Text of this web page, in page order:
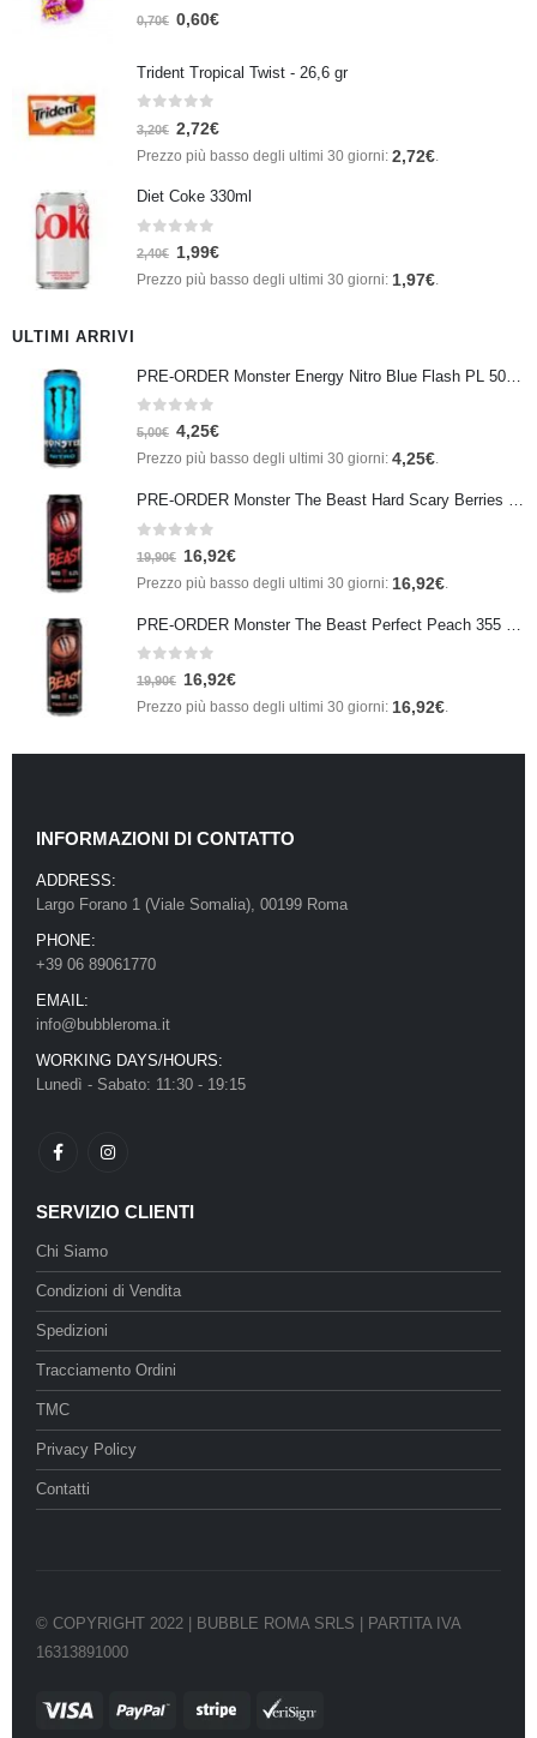
Su 5
0,70€ 0,60€
Trident Tropical Twist - 26,6 gr
Su 5
3,20€ 2,72€
Prezzo più basso degli ultimi 30 giorni: 2,72€
Diet Coke 330ml
Su 5
2,40€ 1,99€
Prezzo più basso degli ultimi 30 giorni: 1,97€.
ULTIMI ARRIVI
Su 5
5,00€ 4,25€
Prezzo più basso degli ultimi 30 giorni: 4,25€.
PRE-ORDER Monster The Beast Hard Scary Berries 355 ml IN ARRIVO ENTRO IL 21 SETTEMBRE
Su 5
19,90€ 16,92€
Prezzo più basso degli ultimi 30 giorni: 16,92€.
Su 5
19,90€ 16,92€
Prezzo più basso degli ultimi 30 giorni: 16,92€.
INFORMAZIONI DI CONTATTO
ADDRESS:
Largo Forano 1 (Viale Somalia), 00199 Roma
PHONE:
+39 06 89061770
EMAIL:
info@bubbleroma.it
WORKING DAYS/HOURS:
Lunedì - Sabato: 11:30 - 19:15
SERVIZIO CLIENTI
Chi Siamo
Condizioni di Vendita
Spedizioni
Tracciamento Ordini
TMC
Privacy Policy
Contatti
© COPYRIGHT 2022 | BUBBLE ROMA SRLS | PARTITA IVA
16313891000